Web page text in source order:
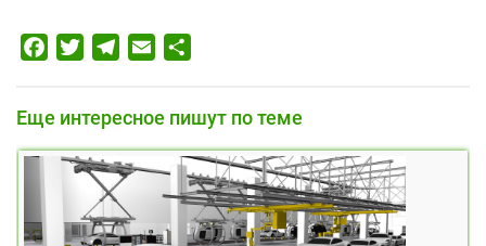
FacebookTwitterTelegram
Email
Еще интересное пишут по теме